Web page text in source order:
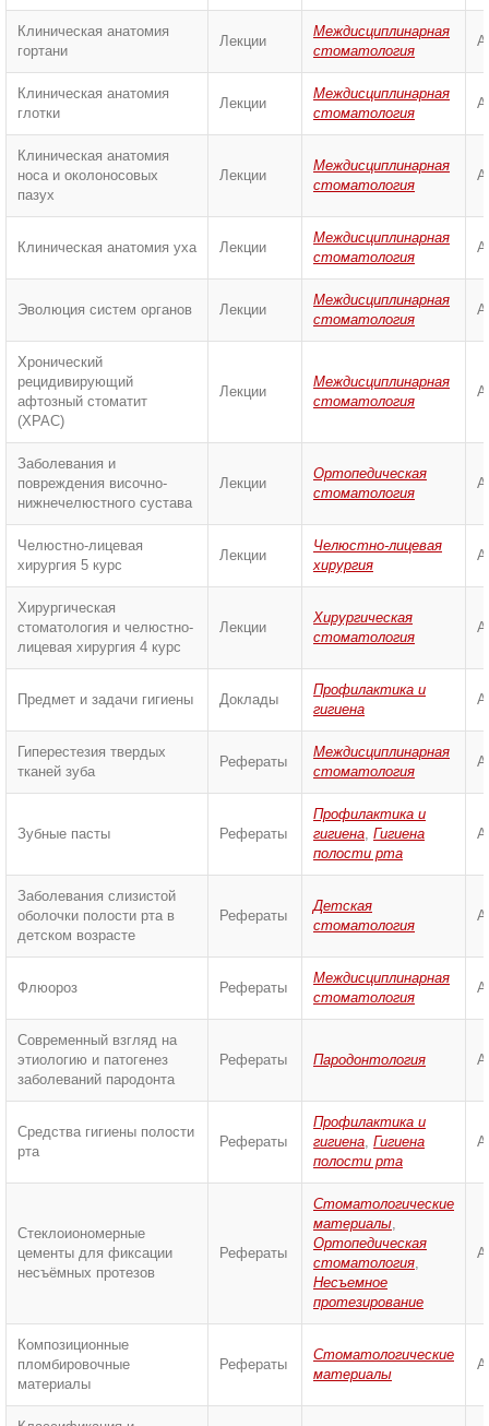
Клиническая анатомия
гортани
Лекции
Междисциплинарная
стоматология
Клиническая анатомия
глотки
Лекции
Междисциплинарная
стоматология
Клиническая анатомия
носа и околоносовых
пазух
Лекции
Междисциплинарная
стоматология
Клиническая анатомия уха Лекции
Междисциплинарная
стоматология
Эволюция систем органов Лекции
Междисциплинарная
стоматология
Хронический
рецидивирующий
афтозный стоматит
(ХРАС)
Лекции
Междисциплинарная
стоматология
Заболевания и
повреждения височно-
нижнечелюстного сустава
Лекции
Ортопедическая
стоматология
Челюстно-лицевая
хирургия 5 курс
Лекции
Челюстно-лицевая
хирургия
Хирургическая
стоматология и челюстно-
лицевая хирургия 4 курс
Лекции
Хирургическая
стоматология
Предмет и задачи гигиены Доклады
Профилактика и
гигиена
Гиперестезия твердых
тканей зуба
Рефераты
Междисциплинарная
стоматология
Зубные пасты Рефераты
Профилактика и
гигиена, Гигиена
полости рта
Заболевания слизистой
оболочки полости рта в
детском возрасте
Рефераты
Детская
стоматология
Флюороз Рефераты
Междисциплинарная
стоматология
Современный взгляд на
этиологию и патогенез
заболеваний пародонта
Рефераты Пародонтология
Средства гигиены полости
рта
Рефераты
Профилактика и
гигиена, Гигиена
полости рта
Стеклоиономерные
цементы для фиксации
несъёмных протезов
Рефераты
Стоматологические
материалы,
Ортопедическая
стоматология,
Несъемное
протезирование
Композиционные
пломбировочные
материалы
Рефераты
Стоматологические
материалы